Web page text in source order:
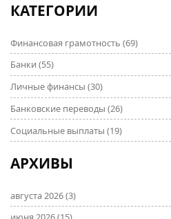
КАТЕГОРИИ
Финансовая грамотность (69)
Банки (55)
Личные финансы (30)
Банковские переводы (26)
Социальные выплаты (19)
АРХИВЫ
августа 2026(3)